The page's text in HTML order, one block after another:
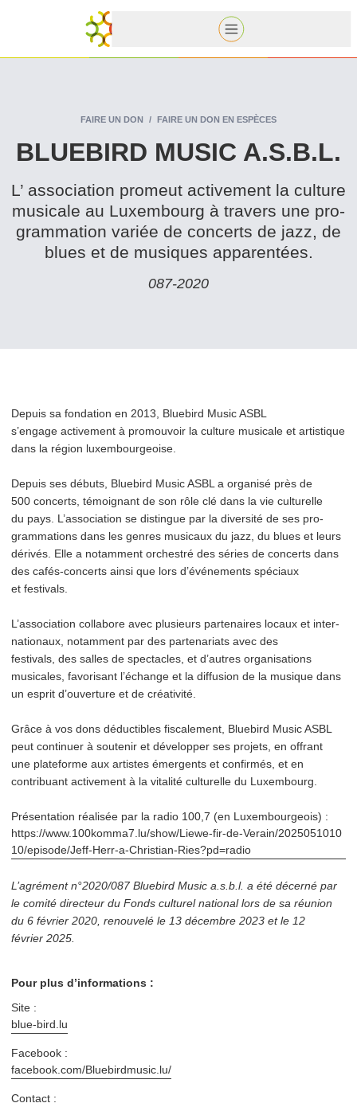
FAIRE UN DON FAIRE UN DON EN ESPÈCES
BLUEBIRD MUSIC A.S.B.L.
L’ association promeut activement la culture
musicale au Luxembourg à travers une pro­
gram­ma­tion variée de concerts de jazz, de
blues et de musiques apparentées.
087‑2020
Depuis sa fondation en 2013, Bluebird Music ASBL
s’engage activement à promouvoir la culture musicale et artistique
dans la région lux­em­bour­geoise.
Depuis ses débuts, Bluebird Music ASBL a organisé près de
500 concerts, témoignant de son rôle clé dans la vie culturelle
du pays. L’as­so­ci­a­tion se distingue par la diversité de ses pro­
gram­ma­tions dans les genres musicaux du jazz, du blues et leurs
dérivés. Elle a notamment orchestré des séries de concerts dans
des cafés-concerts ainsi que lors d’événe­ments spéciaux
et festivals.
L’as­so­ci­a­tion collabore avec plusieurs partenaires locaux et inter­
na­tionaux, notamment par des parte­nar­i­ats avec des
festivals, des salles de spectacles, et d’autres organ­i­sa­tions
musicales, favorisant l’échange et la diffusion de la musique dans
un esprit d’ouverture et de créativité.
Grâce à vos dons déductibles fiscalement, Bluebird Music ASBL
peut continuer à soutenir et développer ses projets, en offrant
une plateforme aux artistes émergents et confirmés, et en
contribuant activement à la vitalité culturelle du Luxembourg.
Présen­ta­tion réalisée par la radio 100,7 (en Lux­em­bour­geois) :
https://​www​.100komma7​.lu/​s​h​o​w​/​L​i​e​w​e​-​f​i​r​-​d​e​-​V​e​r​a​i​n​/​2​0​2​5​0​5​1​0​1​0​
1​0​/​e​p​i​s​o​d​e​/​J​e​f​f​-​H​e​r​r​-​a​-​C​h​r​i​s​t​i​a​n​-​R​i​e​s​?​p​d​=​radio
L’agrément n°2020/087 Bluebird Music a.s.b.l. a été décerné par
le comité directeur du Fonds culturel national lors de sa réunion
du 6 février 2020, renouvelé le 13 décembre 2023 et le 12
février 2025.
Pour plus d’informations :
Site :
blue​-bird​.lu
Facebook :
facebook​.com/​B​l​u​e​b​i​r​d​m​u​s​i​c.lu/
Contact :